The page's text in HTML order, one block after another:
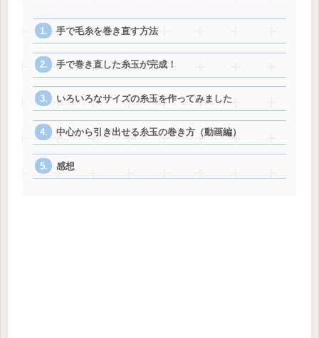
手で毛糸を巻き直す方法
手で巻き直した糸玉が完成！
いろいろなサイズの糸玉を作ってみました
中心から引き出せる糸玉の巻き方（動画編）
感想